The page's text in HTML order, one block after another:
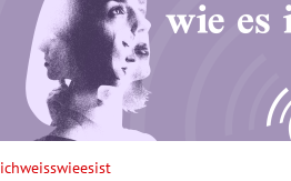
ichweisswieesist